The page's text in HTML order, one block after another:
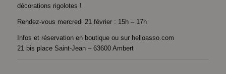
décorations rigolotes !
Rendez-vous mercredi 21 février : 15h – 17h
Infos et réservation en boutique ou sur helloasso.com
21 bis place Saint-Jean – 63600 Ambert